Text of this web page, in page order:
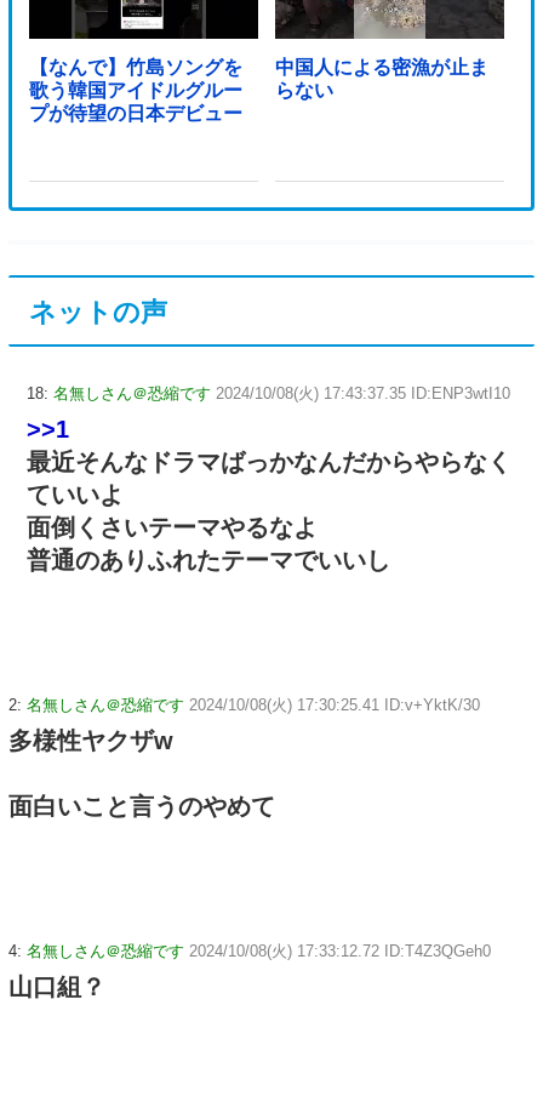
【なんで】竹島ソングを
歌う韓国アイドルグルー
プが待望の日本デビュー
中国人による密漁が止ま
らない
ネットの声
18: 名無しさん＠恐縮です 2024/10/08(火) 17:43:37.35 ID:ENP3wtI10
>>1
最近そんなドラマばっかなんだからやらなく
ていいよ
面倒くさいテーマやるなよ
普通のありふれたテーマでいいし
2: 名無しさん＠恐縮です 2024/10/08(火) 17:30:25.41 ID:v+YktK/30
多様性ヤクザw
面白いこと言うのやめて
4: 名無しさん＠恐縮です 2024/10/08(火) 17:33:12.72 ID:T4Z3QGeh0
山口組？